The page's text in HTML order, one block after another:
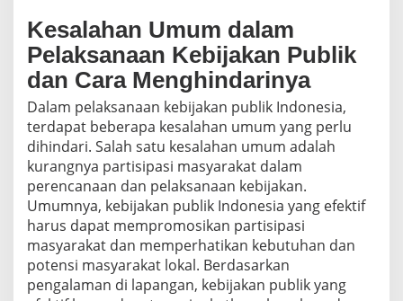
Kesalahan Umum dalam
Pelaksanaan Kebijakan Publik
dan Cara Menghindarinya
Dalam pelaksanaan kebijakan publik Indonesia,
terdapat beberapa kesalahan umum yang perlu
dihindari. Salah satu kesalahan umum adalah
kurangnya partisipasi masyarakat dalam
perencanaan dan pelaksanaan kebijakan.
Umumnya, kebijakan publik Indonesia yang efektif
harus dapat mempromosikan partisipasi
masyarakat dan memperhatikan kebutuhan dan
potensi masyarakat lokal. Berdasarkan
pengalaman di lapangan, kebijakan publik yang